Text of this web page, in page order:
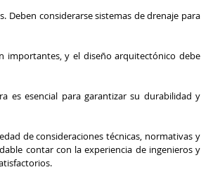
Deben considerarse sistemas de drenaje para
importantes, y el diseño arquitectónico debe
es esencial para garantizar su durabilidad y
de consideraciones técnicas, normativas y
contar con la experiencia de ingenieros y